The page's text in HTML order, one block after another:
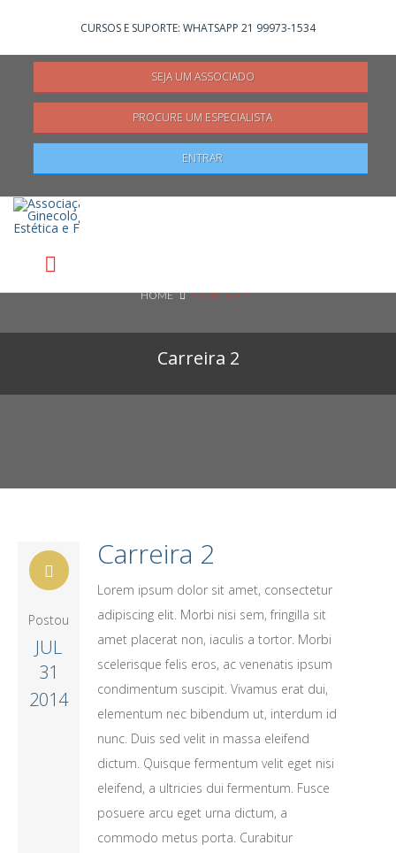
Pesquisar
CURSOS E SUPORTE: WHATSAPP 21 99973-1534
SEJA UM ASSOCIADO
PROCURE UM ESPECIALISTA
ENTRAR
HOME CARREIRA 2
Carreira 2
Postou
JUL
31
2014
Carreira 2
Lorem ipsum dolor sit amet, consectetur
adipiscing elit. Morbi nisi sem, fringilla sit
amet placerat non, iaculis a tortor. Morbi
scelerisque felis eros, ac venenatis ipsum
condimentum suscipit. Vivamus erat dui,
elementum nec bibendum ut, interdum id
nunc. Duis sed velit in massa eleifend
dictum. Quisque fermentum velit eget nisi
eleifend, a ultricies dui fermentum. Fusce
posuere arcu eget urna dictum, a
commodo metus porta. Curabitur